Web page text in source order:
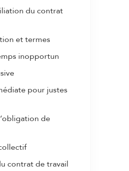
du contrat
et termes
inopportun
pour justes
de
contrat de travail